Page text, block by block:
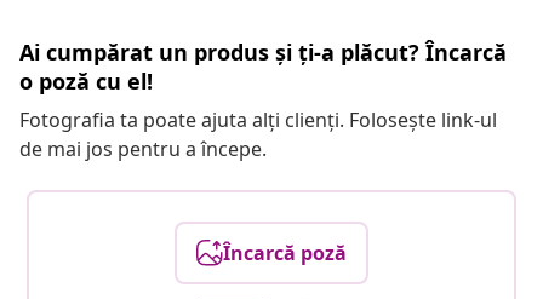
Ai cumpărat un produs și ți-a plăcut? Încarcă
o poză cu el!
Fotografia ta poate ajuta alți clienți. Folosește link-ul
de mai jos pentru a începe.
Încarcă poză